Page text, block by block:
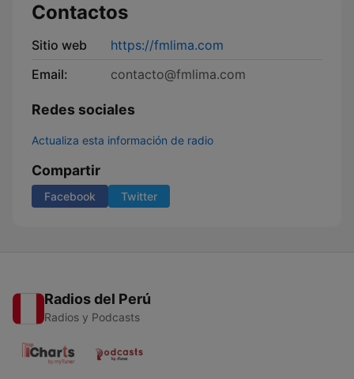
Contactos
Sitio web
https://fmlima.com
Email:
contacto@fmlima.com
Redes sociales
Actualiza esta información de radio
Compartir
Facebook Twitter
Radios del Perú
Radios y Podcasts